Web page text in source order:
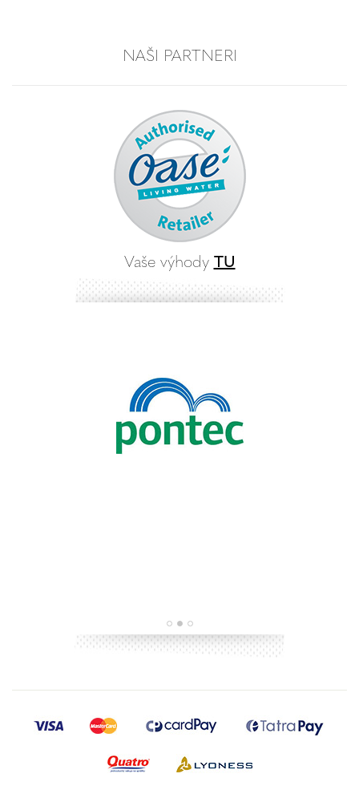
NAŠI PARTNERI
Vaše výhody TU